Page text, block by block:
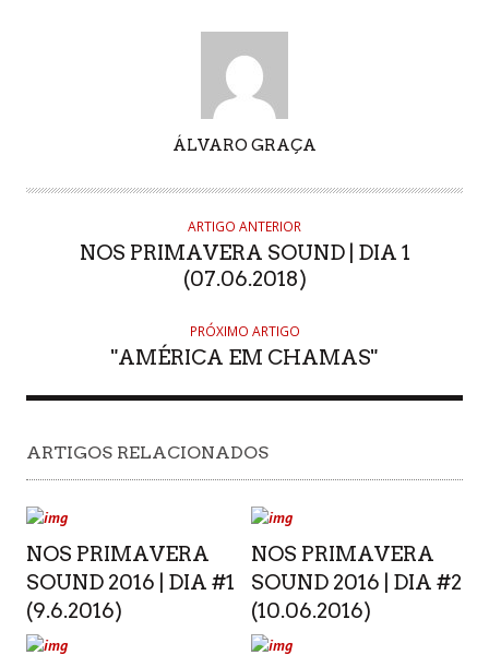
ÁLVARO GRAÇA
ARTIGO ANTERIOR
NOS PRIMAVERA SOUND | DIA 1
(07.06.2018)
PRÓXIMO ARTIGO
"AMÉRICA EM CHAMAS"
ARTIGOS RELACIONADOS
NOS PRIMAVERA
SOUND 2016 | DIA #1
(9.6.2016)
NOS PRIMAVERA
SOUND 2016 | DIA #2
(10.06.2016)